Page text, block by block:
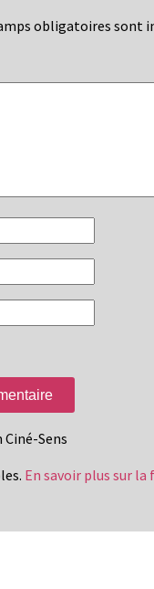
obligatoires sont
Sens
En savoir plus sur